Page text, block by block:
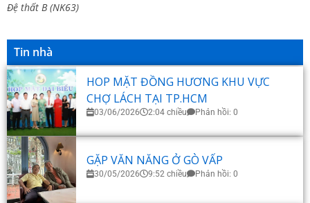
Đệ thất B (NK63)
Tin nhà
HOP MẶT ĐỒNG HƯƠNG KHU VỰC
CHỢ LÁCH TẠI TP.HCM
03/06/2026 2:04 chiều Phản hồi: 0
GẶP VĂN NĂNG Ở GÒ VẤP
30/05/2026 9:52 chiều Phản hồi: 0